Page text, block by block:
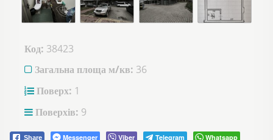
Код: 38423
Загальна площа м/кв: 36
Поверх: 1
Поверхів: 9
Share Messenger Viber Telegram Whatsapp